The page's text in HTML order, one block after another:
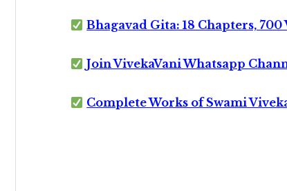
Bhagavad Gita: 18 Chapters, 700
Join VivekaVani Whatsapp
Complete Works of Swami